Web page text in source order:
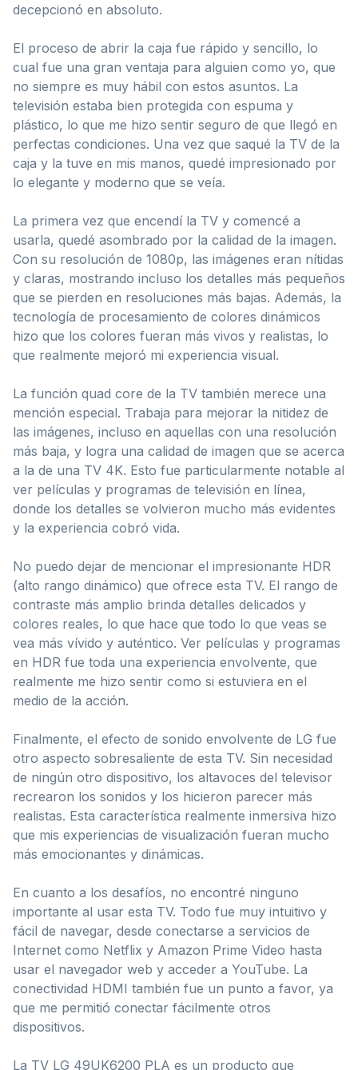
decepcionó en absoluto.
El proceso de abrir la caja fue rápido y sencillo, lo
cual fue una gran ventaja para alguien como yo, que
no siempre es muy hábil con estos asuntos. La
televisión estaba bien protegida con espuma y
plástico, lo que me hizo sentir seguro de que llegó en
perfectas condiciones. Una vez que saqué la TV de la
caja y la tuve en mis manos, quedé impresionado por
lo elegante y moderno que se veía.
La primera vez que encendí la TV y comencé a
usarla, quedé asombrado por la calidad de la imagen.
Con su resolución de 1080p, las imágenes eran nítidas
y claras, mostrando incluso los detalles más pequeños
que se pierden en resoluciones más bajas. Además, la
tecnología de procesamiento de colores dinámicos
hizo que los colores fueran más vivos y realistas, lo
que realmente mejoró mi experiencia visual.
La función quad core de la TV también merece una
mención especial. Trabaja para mejorar la nitidez de
las imágenes, incluso en aquellas con una resolución
más baja, y logra una calidad de imagen que se acerca
a la de una TV 4K. Esto fue particularmente notable al
ver películas y programas de televisión en línea,
donde los detalles se volvieron mucho más evidentes
y la experiencia cobró vida.
No puedo dejar de mencionar el impresionante HDR
(alto rango dinámico) que ofrece esta TV. El rango de
contraste más amplio brinda detalles delicados y
colores reales, lo que hace que todo lo que veas se
vea más vívido y auténtico. Ver películas y programas
en HDR fue toda una experiencia envolvente, que
realmente me hizo sentir como si estuviera en el
medio de la acción.
Finalmente, el efecto de sonido envolvente de LG fue
otro aspecto sobresaliente de esta TV. Sin necesidad
de ningún otro dispositivo, los altavoces del televisor
recrearon los sonidos y los hicieron parecer más
realistas. Esta característica realmente inmersiva hizo
que mis experiencias de visualización fueran mucho
más emocionantes y dinámicas.
En cuanto a los desafíos, no encontré ninguno
importante al usar esta TV. Todo fue muy intuitivo y
fácil de navegar, desde conectarse a servicios de
Internet como Netflix y Amazon Prime Video hasta
usar el navegador web y acceder a YouTube. La
conectividad HDMI también fue un punto a favor, ya
que me permitió conectar fácilmente otros
dispositivos.
La TV LG 49UK6200 PLA es un producto que